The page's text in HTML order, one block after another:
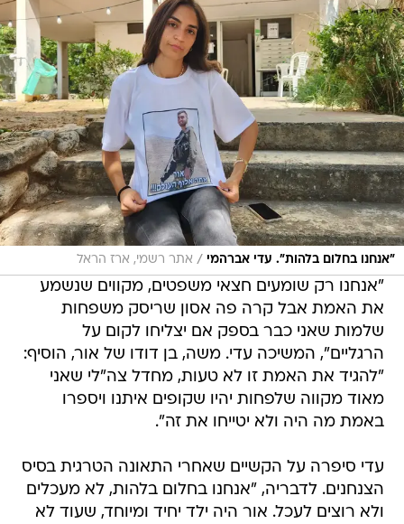
"אנחנו בחלום בלהות". עדי אברהמי / אתר רשמי, ארז הראל
"אנחנו רק שומעים חצאי משפטים, מקווים שנשמע
את האמת אבל קרה פה אסון שריסק משפחות
שלמות שאני כבר בספק אם יצליחו לקום על
הרגליים", המשיכה עדי. משה, בן דודו של אור, הוסיף:
"להגיד את האמת זו לא טעות, מחדל צה"לי שאני
מאוד מקווה שלפחות יהיו שקופים איתנו ויספרו
באמת מה היה ולא יטייחו את זה".
עדי סיפרה על הקשיים שאחרי התאונה הטרגית בסיס
הצנחנים. לדבריה, "אנחנו בחלום בלהות, לא מעכלים
ולא רוצים לעכל. אור היה ילד יחיד ומיוחד, שעוד לא